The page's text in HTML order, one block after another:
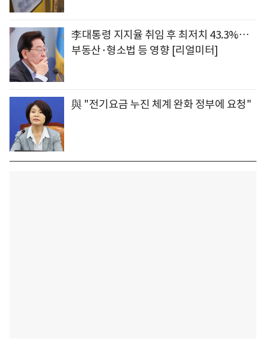
李대통령 지지율 취임 후 최저치 43.3%…
부동산·형소법 등 영향 [리얼미터]
與 "전기요금 누진 체계 완화 정부에 요청"